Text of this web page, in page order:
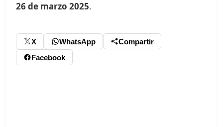
26 de marzo 2025.
X WhatsApp
Compartir
Facebook